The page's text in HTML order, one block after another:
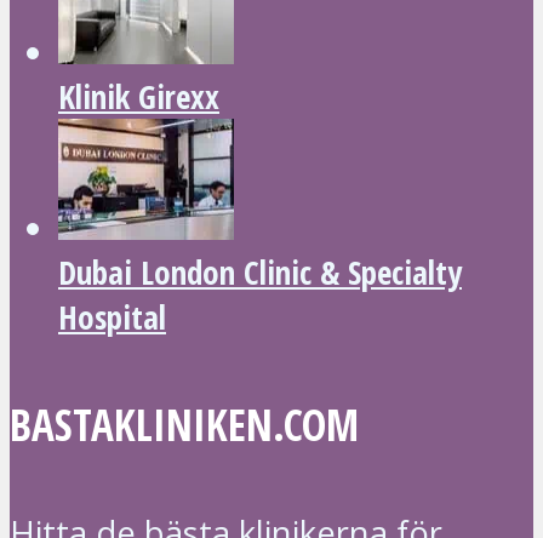
Klinik Girexx
Dubai London Clinic & Specialty
Hospital
BASTAKLINIKEN.COM